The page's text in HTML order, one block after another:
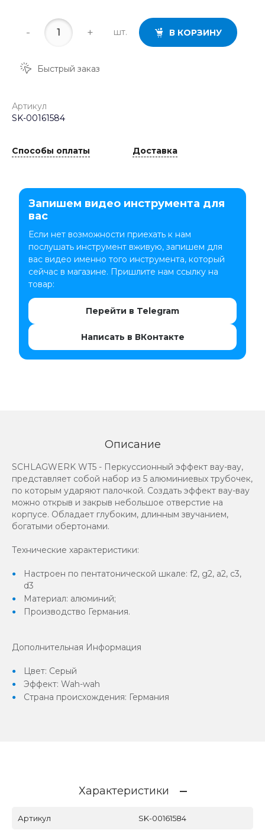
- + шт. В КОРЗИНУ
Быстрый заказ
Артикул
SK-00161584
Способы оплаты Доставка
Запишем видео инструмента для
вас
Если нет возможности приехать к нам
послушать инструмент вживую, запишем для
вас видео именно того инструмента, который
сейчас в магазине. Пришлите нам ссылку на
товар:
Перейти в Telegram
Написать в ВКонтакте
Описание
SCHLAGWERK WT5 - Перкуссионный эффект вау-вау,
представляет собой набор из 5 алюминиевых трубочек,
по которым ударяют палочкой. Создать эффект вау-вау
можно открыв и закрыв небольшое отверстие на
корпусе. Обладает глубоким, длинным звучанием,
богатыми обертонами.
Технические характеристики:
Настроен по пентатонической шкале: f2, g2, a2, c3,
d3
Материал: алюминий;
Производство Германия.
Дополнительная Информация
Цвет: Серый
Эффект: Wah-wah
Страна происхождения: Германия
Характеристики
Артикул SK-00161584